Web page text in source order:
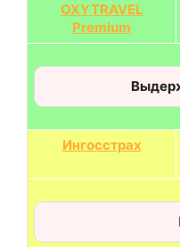
OXYTRAVEL
Premium
Ингосстрах